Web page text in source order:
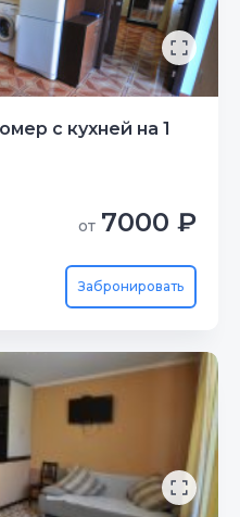
с кухней на 1
от 7000 ₽
Забронировать